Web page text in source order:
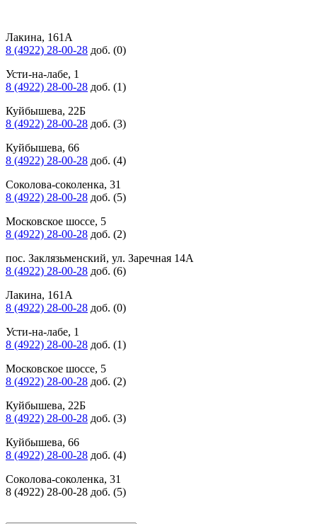
Лакина, 161А
8 (4922) 28-00-28 доб. (0)
Усти-на-лабе, 1
8 (4922) 28-00-28 доб. (1)
Куйбышева, 22Б
8 (4922) 28-00-28 доб. (3)
Куйбышева, 66
8 (4922) 28-00-28 доб. (4)
Соколова-соколенка, 31
8 (4922) 28-00-28 доб. (5)
Московское шоссе, 5
8 (4922) 28-00-28 доб. (2)
пос. Заклязьменский, ул. Заречная 14А
8 (4922) 28-00-28 доб. (6)
Лакина, 161А
8 (4922) 28-00-28 доб. (0)
Усти-на-лабе, 1
8 (4922) 28-00-28 доб. (1)
Московское шоссе, 5
8 (4922) 28-00-28 доб. (2)
Куйбышева, 22Б
8 (4922) 28-00-28 доб. (3)
Куйбышева, 66
8 (4922) 28-00-28 доб. (4)
Соколова-соколенка, 31
8 (4922) 28-00-28 доб. (5)